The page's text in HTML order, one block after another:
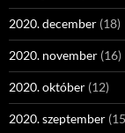
2020. december (18)
2020. november (16)
2020. október (12)
2020. szeptember